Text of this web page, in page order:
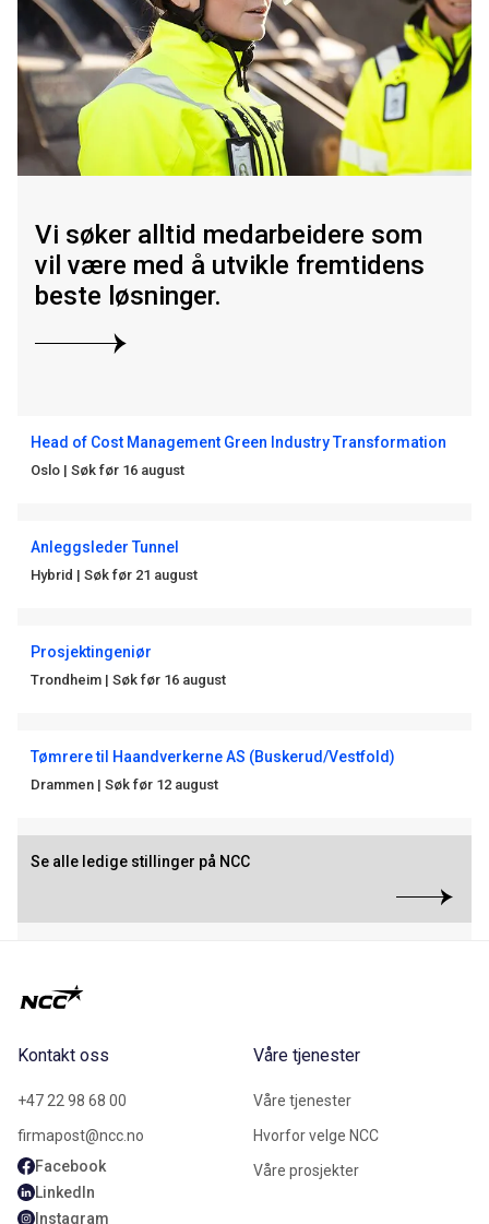
Vi søker alltid medarbeidere som
vil være med å utvikle fremtidens
beste løsninger.
Head of Cost Management Green Industry Transformation
Oslo | Søk før 16 august
Anleggsleder Tunnel
Hybrid | Søk før 21 august
Prosjektingeniør
Trondheim | Søk før 16 august
Tømrere til Haandverkerne AS (Buskerud/Vestfold)
Drammen | Søk før 12 august
Se alle ledige stillinger på NCC
Kontakt oss
+47 22 98 68 00
firmapost@ncc.no
Facebook
LinkedIn
Instagram
Våre tjenester
Våre tjenester
Hvorfor velge NCC
Våre prosjekter